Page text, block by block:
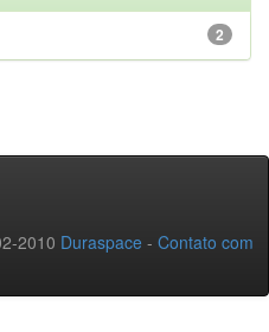
2
2010 Duraspace - Contato com